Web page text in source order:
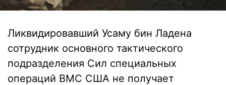
Ликвидировавший Усаму бин Ладена
сотрудник основного тактического
подразделения Сил специальных
операций ВМС США не получает